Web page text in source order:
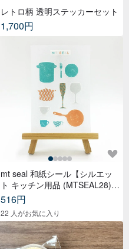
レトロ柄 透明ステッカーセット
1,700円
mt seal 和紙シール【シルエッ
ト キッチン用品 (MTSEAL28)】
2017AW
516円
22 人がお気に入り